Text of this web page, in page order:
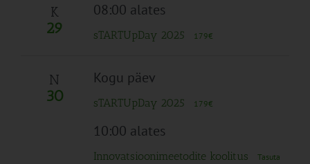
K
29
08:00 alates
sTARTUpDay 2025 179€
N
30
Kogu päev
sTARTUpDay 2025 179€
10:00 alates
Innovatsioonimeetodite koolitus Tasuta